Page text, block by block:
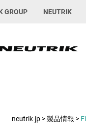
GROUP NEUTRIK
neutrik-jp >製品情報 >